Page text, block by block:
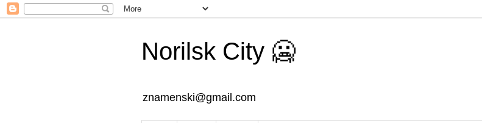
Norilsk City 🥶
znamenski@gmail.com